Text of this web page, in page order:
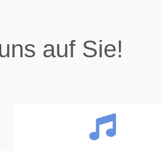
auf Sie!